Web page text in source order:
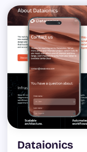
Dataionics